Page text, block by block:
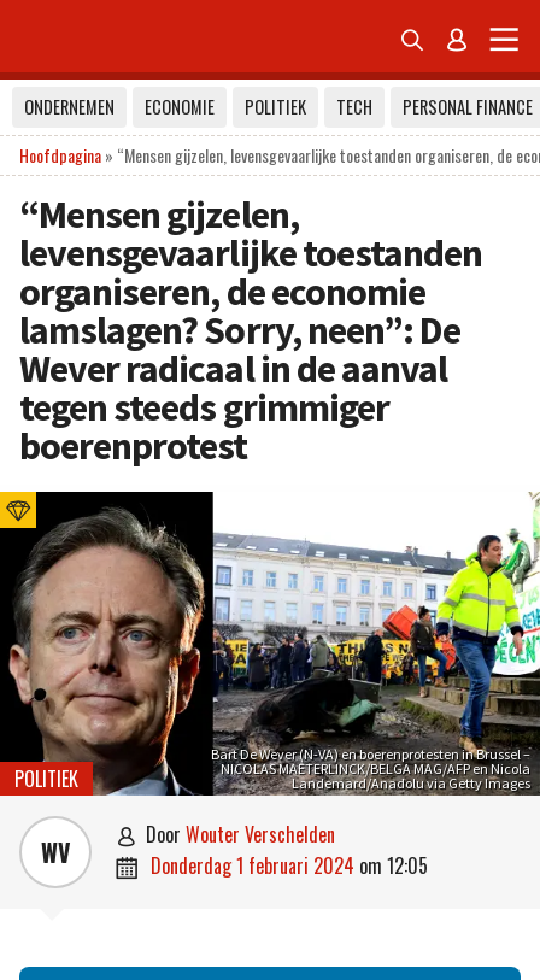
 
ONDERNEMEN ECONOMIE POLITIEK TECH
PERSONAL FINANCE
Hoofdpagina» “Mensen gijzelen, levensgevaarlijke toestanden organiseren, de
“Mensen gijzelen,
levensgevaarlijke toestanden
organiseren, de economie
lamslagen? Sorry, neen”: De
Wever radicaal in de aanval
tegen steeds grimmiger
boerenprotest
Bart De Wever (N-VA) en boerenprotesten in Brussel –
NICOLAS MAETERLINCK/BELGA MAG/AFP en Nicola
Landemard/Anadolu via Getty Images
POLITIEK
WV  door Wouter Verschelden
 donderdag 1 februari 2024 om 12:05